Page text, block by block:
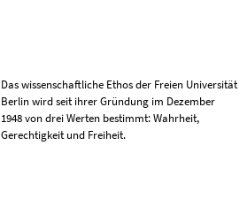
Das wissenschaftliche Ethos der Freien Universität
Berlin wird seit ihrer Gründung im Dezember
1948 von drei Werten bestimmt: Wahrheit,
Gerechtigkeit und Freiheit.